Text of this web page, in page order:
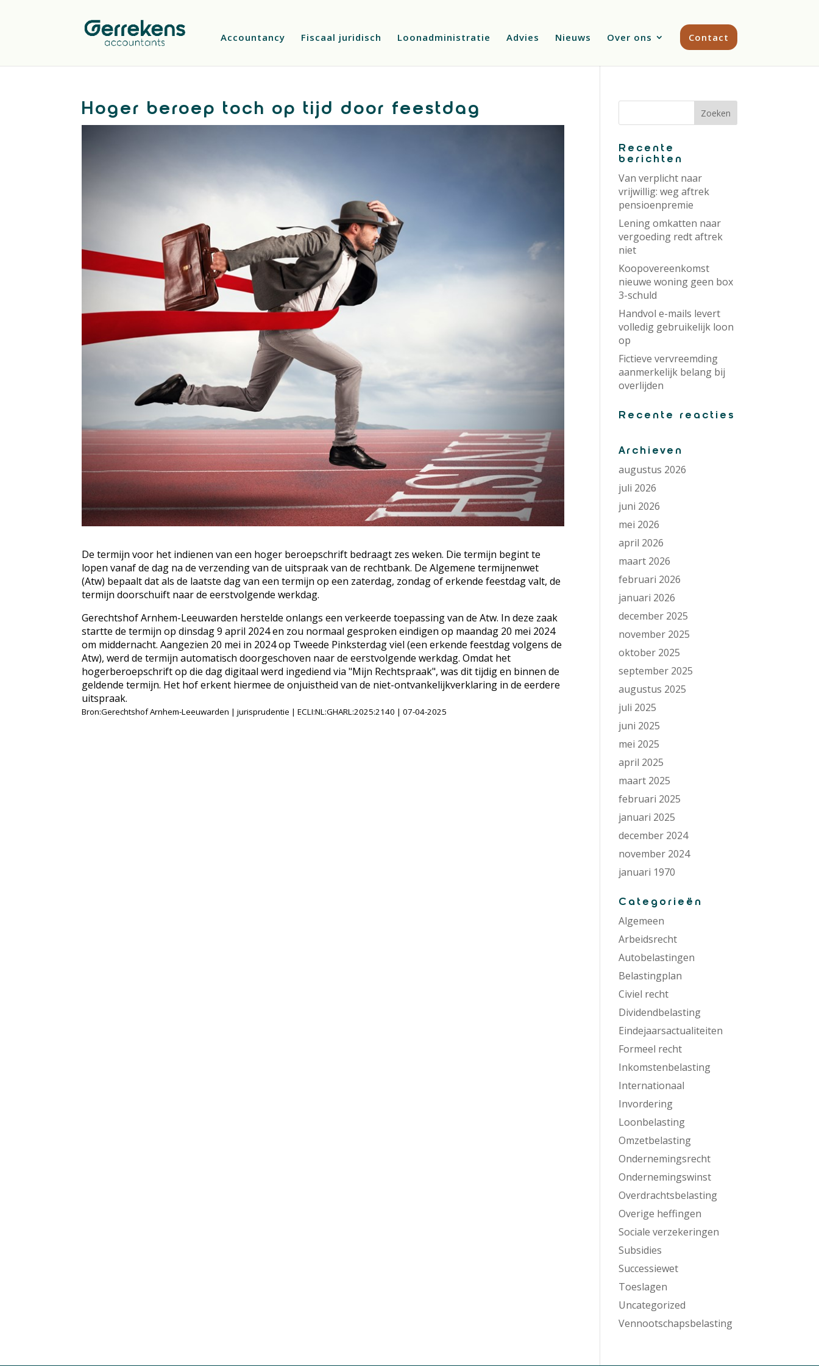
Accountancy Fiscaal juridisch Loonadministratie Advies Nieuws Over ons Contact
Hoger beroep toch op tijd door feestdag
De termijn voor het indienen van een hoger beroepschrift bedraagt zes weken. Die termijn begint te
lopen vanaf de dag na de verzending van de uitspraak van de rechtbank. De Algemene termijnenwet
(Atw) bepaalt dat als de laatste dag van een termijn op een zaterdag, zondag of erkende feestdag valt, de
termijn doorschuift naar de eerstvolgende werkdag.
Gerechtshof Arnhem-Leeuwarden herstelde onlangs een verkeerde toepassing van de Atw. In deze zaak
startte de termijn op dinsdag 9 april 2024 en zou normaal gesproken eindigen op maandag 20 mei 2024
om middernacht. Aangezien 20 mei in 2024 op Tweede Pinksterdag viel (een erkende feestdag volgens de
Atw), werd de termijn automatisch doorgeschoven naar de eerstvolgende werkdag. Omdat het
hogerberoepschrift op die dag digitaal werd ingediend via "Mijn Rechtspraak", was dit tijdig en binnen de
geldende termijn. Het hof erkent hiermee de onjuistheid van de niet-ontvankelijkverklaring in de eerdere
uitspraak.
Bron:Gerechtshof Arnhem-Leeuwarden | jurisprudentie | ECLI:NL:GHARL:2025:2140 | 07-04-2025
Recente
berichten
Van verplicht naar
vrijwillig: weg aftrek
pensioenpremie
Lening omkatten naar
vergoeding redt aftrek
niet
Koopovereenkomst
nieuwe woning geen box
3-schuld
Handvol e-mails levert
volledig gebruikelijk loon
op
Fictieve vervreemding
aanmerkelijk belang bij
overlijden
Recente reacties
Archieven
augustus 2026
juli 2026
juni 2026
mei 2026
april 2026
maart 2026
februari 2026
januari 2026
december 2025
november 2025
oktober 2025
september 2025
augustus 2025
juli 2025
juni 2025
mei 2025
april 2025
maart 2025
februari 2025
januari 2025
december 2024
november 2024
januari 1970
Categorieën
Algemeen
Arbeidsrecht
Autobelastingen
Belastingplan
Civiel recht
Dividendbelasting
Eindejaarsactualiteiten
Formeel recht
Inkomstenbelasting
Internationaal
Invordering
Loonbelasting
Omzetbelasting
Ondernemingsrecht
Ondernemingswinst
Overdrachtsbelasting
Overige heffingen
Sociale verzekeringen
Subsidies
Successiewet
Toeslagen
Uncategorized
Vennootschapsbelasting